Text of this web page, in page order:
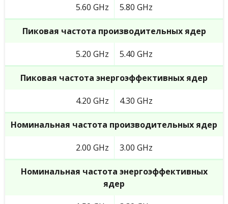
5.60 GHz 5.80 GHz
Пиковая частота производительных ядер
5.20 GHz 5.40 GHz
Пиковая частота энергоэффективных ядер
4.20 GHz 4.30 GHz
Номинальная частота производительных ядер
2.00 GHz 3.00 GHz
Номинальная частота энергоэффективных
ядер